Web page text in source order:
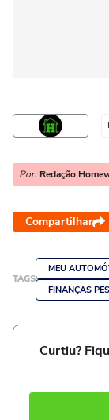
Por: Redação
Compartilhar
TAGS
MEU
FINANÇAS
Curtiu?